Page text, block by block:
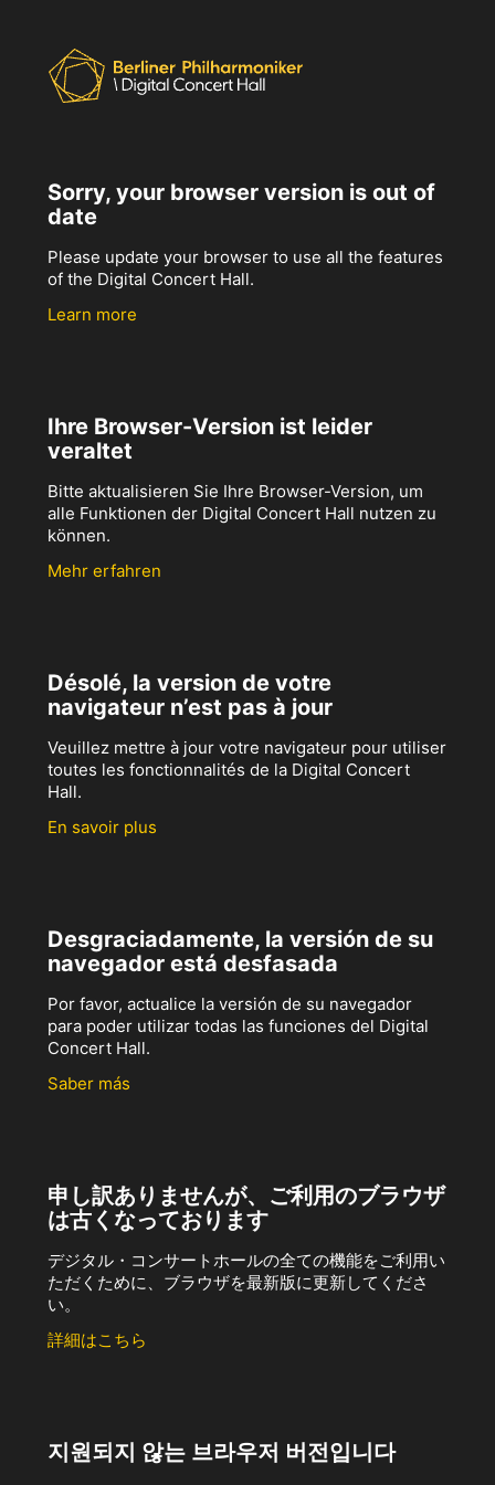
Sorry, your browser version is out of
date
Please update your browser to use all the features
of the Digital Concert Hall.
Learn more
Ihre Browser-Version ist leider
veraltet
Bitte aktualisieren Sie Ihre Browser-Version, um
alle Funktionen der Digital Concert Hall nutzen zu
können.
Mehr erfahren
Désolé, la version de votre
navigateur n’est pas à jour
Veuillez mettre à jour votre navigateur pour utiliser
toutes les fonctionnalités de la Digital Concert
Hall.
En savoir plus
Desgraciadamente, la versión de su
navegador está desfasada
Por favor, actualice la versión de su navegador
para poder utilizar todas las funciones del Digital
Concert Hall.
Saber más
申し訳ありませんが、ご利用のブラウザ
は古くなっております
デジタル・コンサートホールの全ての機能をご利用い
ただくために、ブラウザを最新版に更新してくださ
い。
詳細はこちら
지원되지 않는 브라우저 버전입니다